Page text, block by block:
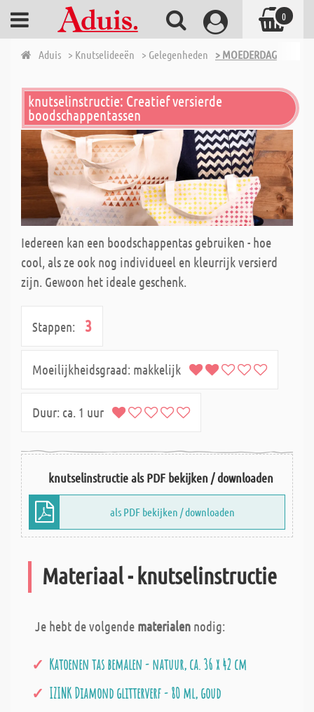
Aduis > Knutselideeën > Gelegenheden > MOEDERDAG
knutselinstructie: Creatief versierde
boodschappentassen
Iedereen kan een boodschappentas gebruiken - hoe
cool, als ze ook nog individueel en kleurrijk versierd
zijn. Gewoon het ideale geschenk.
Stappen: 3
Moeilijkheidsgraad: makkelijk
Duur: ca. 1 uur
knutselinstructie als PDF bekijken / downloaden
als PDF bekijken / downloaden
Materiaal - knutselinstructie
Je hebt de volgende materialen nodig:
Katoenen tas bemalen - natuur, ca. 36 x 42 cm
IZINK Diamond glitterverf - 80 ml, goud
0